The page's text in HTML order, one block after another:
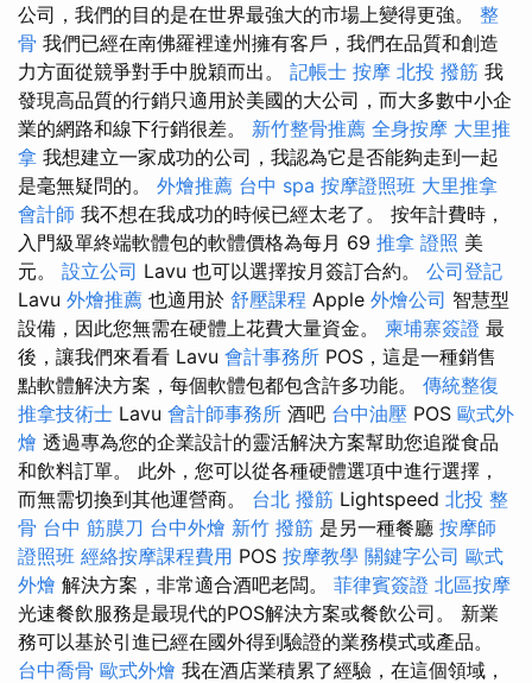
公司，我們的目的是在世界最強大的市場上變得更強。 整
骨 我們已經在南佛羅裡達州擁有客戶，我們在品質和創造
力方面從競爭對手中脫穎而出。 記帳士 按摩 北投 撥筋 我
發現高品質的行銷只適用於美國的大公司，而大多數中小企
業的網路和線下行銷很差。 新竹整骨推薦 全身按摩 大里推
拿 我想建立一家成功的公司，我認為它是否能夠走到一起
是毫無疑問的。 外燴推薦 台中 spa 按摩證照班 大里推拿
會計師 我不想在我成功的時候已經太老了。 按年計費時，
入門級單終端軟體包的軟體價格為每月 69 推拿 證照 美
元。 設立公司 Lavu 也可以選擇按月簽訂合約。 公司登記
Lavu 外燴推薦 也適用於 舒壓課程 Apple 外燴公司 智慧型
設備，因此您無需在硬體上花費大量資金。 柬埔寨簽證 最
後，讓我們來看看 Lavu 會計事務所 POS，這是一種銷售
點軟體解決方案，每個軟體包都包含許多功能。 傳統整復
推拿技術士 Lavu 會計師事務所 酒吧 台中油壓 POS 歐式外
燴 透過專為您的企業設計的靈活解決方案幫助您追蹤食品
和飲料訂單。 此外，您可以從各種硬體選項中進行選擇，
而無需切換到其他運營商。 台北 撥筋 Lightspeed 北投 整
骨 台中 筋膜刀 台中外燴 新竹 撥筋 是另一種餐廳 按摩師
證照班 經絡按摩課程費用 POS 按摩教學 關鍵字公司 歐式
外燴 解決方案，非常適合酒吧老闆。 菲律賓簽證 北區按摩
光速餐飲服務是最現代的POS解決方案或餐飲公司。 新業
務可以基於引進已經在國外得到驗證的業務模式或產品。
台中喬骨 歐式外燴 我在酒店業積累了經驗，在這個領域，